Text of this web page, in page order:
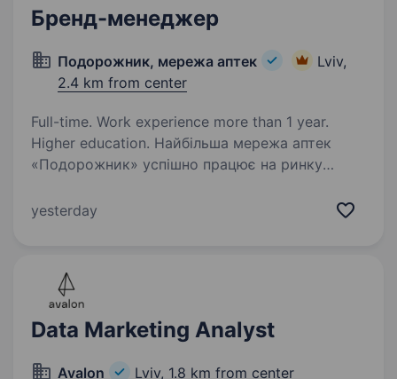
Бренд-менеджер
Подорожник, мережа аптек
Lviv,
2.4 km from center
Full-time. Work experience more than 1 year.
Higher education. Найбільша мережа аптек
«Подорожник» успішно працює на ринку
і понад 12 000 працівників у всіх регіонах
yesterday
Data Marketing Analyst
Avalon Lviv, 1.8 km from center